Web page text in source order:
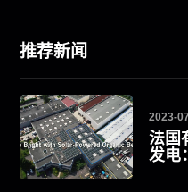
推荐新闻
2023-
法国
发电